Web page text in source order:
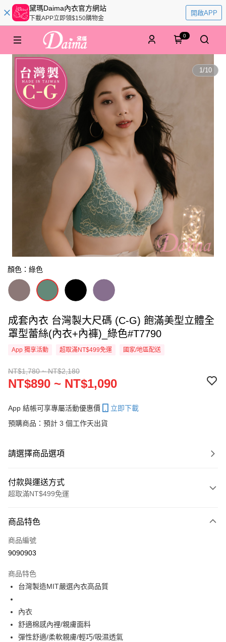
黛瑪Daima內衣官方網站
下載APP立即領$150購物金
開啟APP
0
1/10
顏色：綠色
成套內衣 台灣製大尺碼 (C-G) 飽滿美型立體全
罩型蕾絲(內衣+內褲)_綠色#T7790
App 獨享活動 超取滿NT$499免運 國家/地區配送
NT$1,780 ~ NT$2,180
NT$890 ~ NT$1,090
App 結帳可享專屬活動優惠價
立即下載
預購商品：預計 3 個工作天出貨
請選擇商品選項
付款與運送方式
超取滿NT$499免運
信用卡一次付款
超商取貨付款
Apple Pay
街口支付
悠遊付
全盈+PAY
商品特色
商品編號
9090903
商品特色
台灣製造MIT嚴選內衣高品質
內衣
舒適棉感內裡/親膚面料
彈性舒適/柔軟親膚/輕巧/吸濕透氣